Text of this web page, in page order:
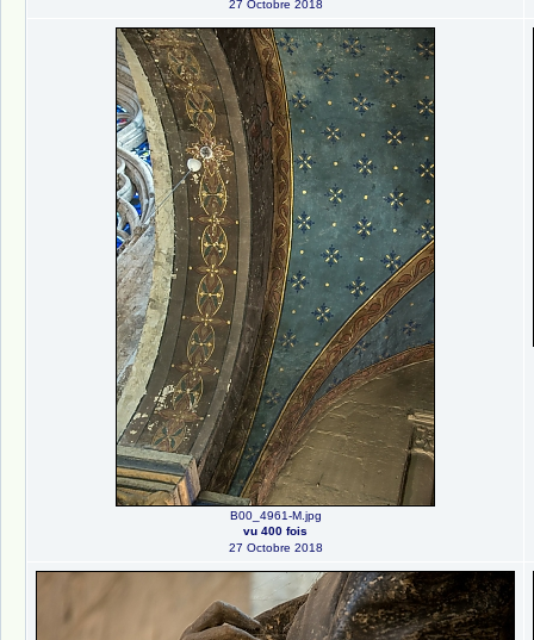
27 Octobre 2018
B00_4961-M.jpg
vu 400 fois
27 Octobre 2018